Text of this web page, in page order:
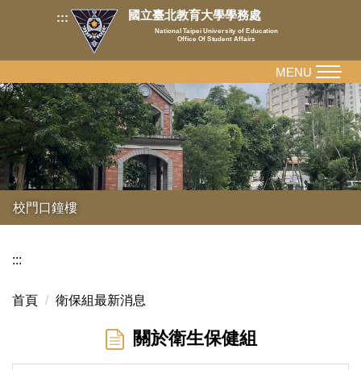
內
容
區
::: 國立臺北教育大學學務處
National Taipei University of Education
Office Of Student Affairs
校門口鐘樓
MENU
:::
首頁 衛保組最新消息
關於衛生保健組